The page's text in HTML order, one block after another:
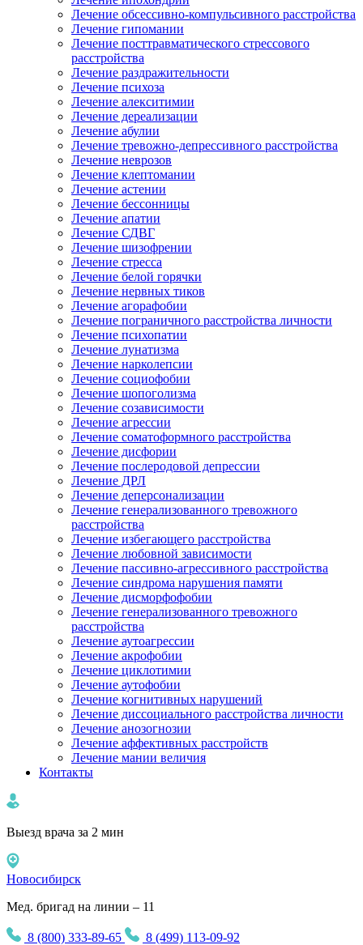
Лечение обсессивно-компульсивного расстройства
Лечение гипомании
Лечение посттравматического стрессового
расстройства
Лечение раздражительности
Лечение психоза
Лечение алекситимии
Лечение дереализации
Лечение абулии
Лечение тревожно-депрессивного расстройства
Лечение неврозов
Лечение клептомании
Лечение астении
Лечение бессонницы
Лечение апатии
Лечение СДВГ
Лечение шизофрении
Лечение стресса
Лечение белой горячки
Лечение нервных тиков
Лечение агорафобии
Лечение пограничного расстройства личности
Лечение психопатии
Лечение лунатизма
Лечение нарколепсии
Лечение социофобии
Лечение шопоголизма
Лечение созависимости
Лечение агрессии
Лечение соматоформного расстройства
Лечение дисфории
Лечение послеродовой депрессии
Лечение ДРЛ
Лечение деперсонализации
Лечение генерализованного тревожного
расстройства
Лечение избегающего расстройства
Лечение любовной зависимости
Лечение пассивно-агрессивного расстройства
Лечение синдрома нарушения памяти
Лечение дисморфофобии
Лечение генерализованного тревожного
расстройства
Лечение аутоагрессии
Лечение акрофобии
Лечение циклотимии
Лечение аутофобии
Лечение когнитивных нарушений
Лечение диссоциального расстройства личности
Лечение анозогнозии
Лечение аффективных расстройств
Лечение мании величия
Контакты
Выезд врача за 2 мин
Новосибирск
Мед. бригад на линии – 11
8 (800) 333-89-65
8 (499) 113-09-92